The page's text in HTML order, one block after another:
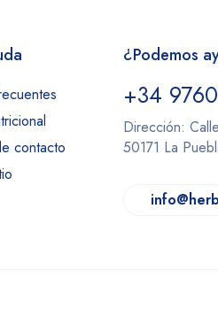
contacto
¿Podemos
+34
Dirección:
50171 La